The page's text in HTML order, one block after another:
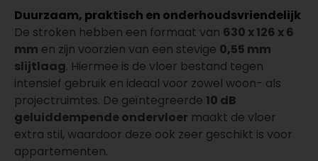
Duurzaam, praktisch en onderhoudsvriendelijk
De stroken hebben een formaat van 630 x 126 x 6
mm en zijn voorzien van een stevige 0,55 mm
slijtlaag. Hiermee is de vloer bestand tegen
intensief gebruik en ideaal voor zowel woon- als
projectruimtes. De geïntegreerde 10 dB
geluiddempende ondervloer maakt de vloer
extra stil, waardoor deze ook zeer geschikt is voor
appartementen.